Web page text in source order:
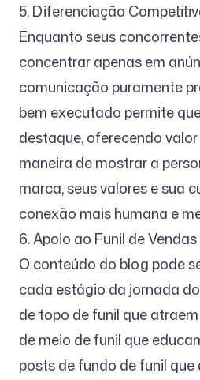
5. Diferenciação
Enquanto seus
concentrar apenas em
comunicação puramente
bem executado permite
destaque, oferecendo valor
maneira de mostrar a
marca, seus valores e sua
conexão mais humana e
6. Apoio ao Funil de Vendas
O conteúdo do blog pode
cada estágio da jornada
de topo de funil que
de meio de funil que
posts de fundo de funil